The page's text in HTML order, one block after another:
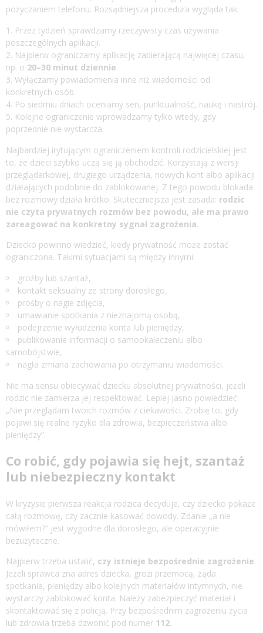
pożyczaniem telefonu. Rozsądniejsza procedura wygląda tak:
Przez tydzień sprawdzamy rzeczywisty czas używania
poszczególnych aplikacji.
Najpierw ograniczamy aplikację zabierającą najwięcej czasu,
np. o 20–30 minut dziennie.
Wyłączamy powiadomienia inne niż wiadomości od
konkretnych osób.
Po siedmiu dniach oceniamy sen, punktualność, naukę i nastrój.
Kolejne ograniczenie wprowadzamy tylko wtedy, gdy
poprzednie nie wystarcza.
Najbardziej irytującym ograniczeniem kontroli rodzicielskiej jest
to, że dzieci szybko uczą się ją obchodzić. Korzystają z wersji
przeglądarkowej, drugiego urządzenia, nowych kont albo aplikacji
działających podobnie do zablokowanej. Z tego powodu blokada
bez rozmowy działa krótko. Skuteczniejsza jest zasada: rodzic
nie czyta prywatnych rozmów bez powodu, ale ma prawo
zareagować na konkretny sygnał zagrożenia.
Dziecko powinno wiedzieć, kiedy prywatność może zostać
ograniczona. Takimi sytuacjami są między innymi:
groźby lub szantaż,
kontakt seksualny ze strony dorosłego,
prośby o nagie zdjęcia,
umawianie spotkania z nieznajomą osobą,
podejrzenie wyłudzenia konta lub pieniędzy,
publikowanie informacji o samookaleczeniu albo
samobójstwie,
nagła zmiana zachowania po otrzymaniu wiadomości.
Nie ma sensu obiecywać dziecku absolutnej prywatności, jeżeli
rodzic nie zamierza jej respektować. Lepiej jasno powiedzieć:
„Nie przeglądam twoich rozmów z ciekawości. Zrobię to, gdy
pojawi się realne ryzyko dla zdrowia, bezpieczeństwa albo
pieniędzy”.
Co robić, gdy pojawia się hejt, szantaż
lub niebezpieczny kontakt
W kryzysie pierwsza reakcja rodzica decyduje, czy dziecko pokaże
całą rozmowę, czy zacznie kasować dowody. Zdanie „a nie
mówiłem?” jest wygodne dla dorosłego, ale operacyjnie
bezużyteczne.
Najpierw trzeba ustalić, czy istnieje bezpośrednie zagrożenie.
Jeżeli sprawca zna adres dziecka, grozi przemocą, żąda
spotkania, pieniędzy albo kolejnych materiałów intymnych, nie
wystarczy zablokować konta. Należy zabezpieczyć materiał i
skontaktować się z policją. Przy bezpośrednim zagrożeniu życia
lub zdrowia trzeba dzwonić pod numer 112.